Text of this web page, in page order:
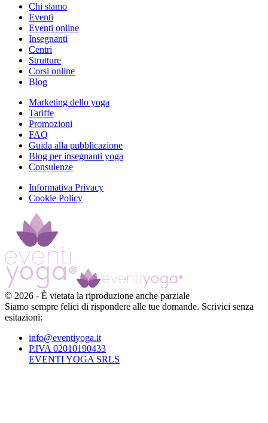
Chi siamo
Eventi
Eventi online
Insegnanti
Centri
Strutture
Corsi online
Blog
Marketing dello yoga
Tariffe
Promozioni
FAQ
Guida alla pubblicazione
Blog per insegnanti yoga
Consulenze
Informativa Privacy
Cookie Policy
© 2026 - È vietata la riproduzione anche parziale
Siamo sempre felici di rispondere alle tue domande. Scrivici senza
esitazioni:
info@eventiyoga.it
P.IVA 02010190433
EVENTI YOGA SRLS